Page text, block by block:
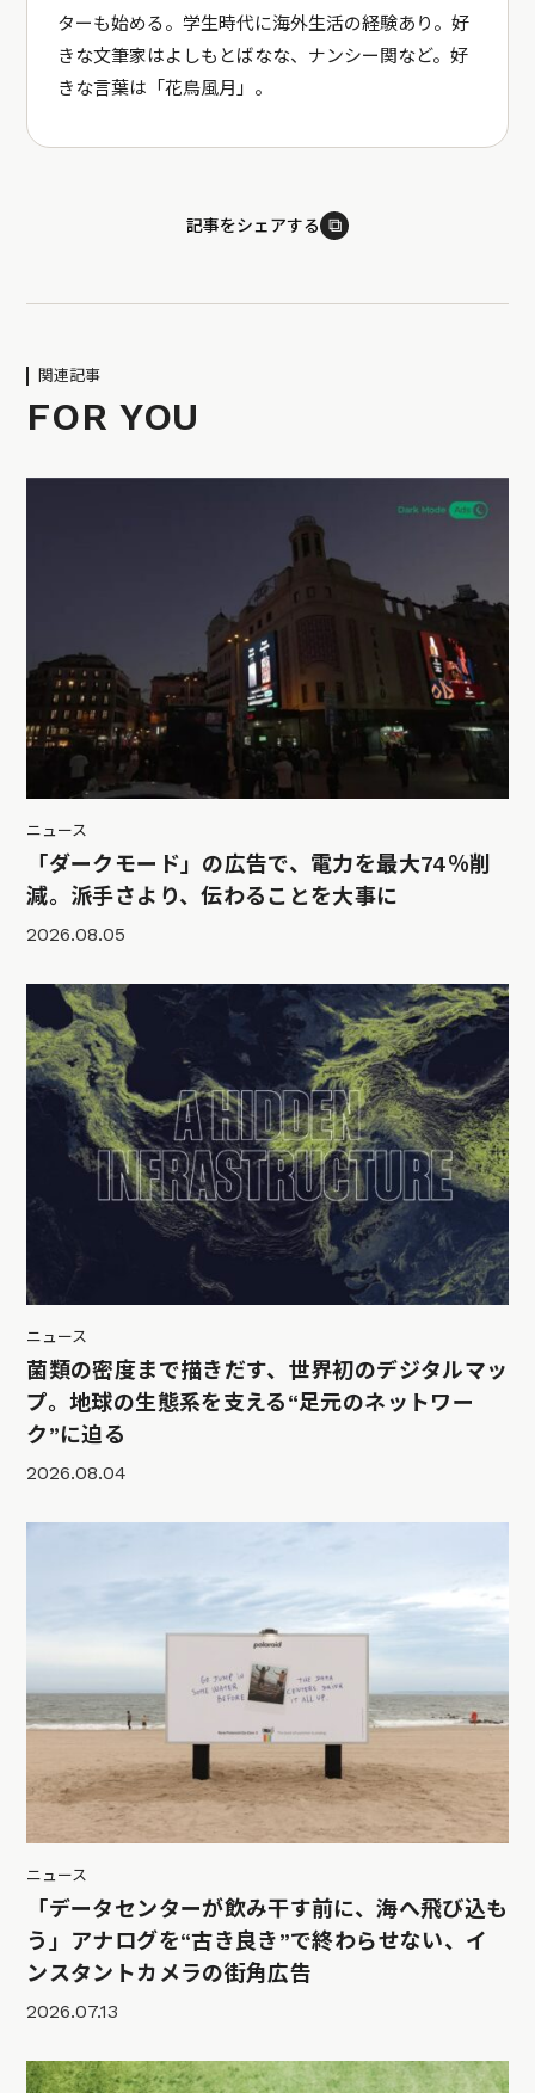
ターも始める。学生時代に海外生活の経験あり。好
きな文筆家はよしもとばなな、ナンシー関など。好
きな言葉は「花鳥風月」。
記事をシェアする ⧉
関連記事
FOR YOU
ニュース
「ダークモード」の広告で、電力を最大74％削
減。派手さより、伝わることを大事に
2026.08.05
ニュース
菌類の密度まで描きだす、世界初のデジタルマッ
プ。地球の生態系を支える“足元のネットワー
ク”に迫る
2026.08.04
ニュース
「データセンターが飲み干す前に、海へ飛び込も
う」アナログを“古き良き”で終わらせない、イ
ンスタントカメラの街角広告
2026.07.13